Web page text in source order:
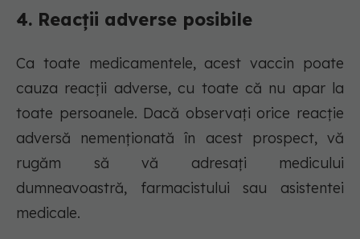
4. Reacții adverse posibile
Ca toate medicamentele, acest vaccin poate
cauza reacții adverse, cu toate că nu apar la
toate persoanele. Dacă observați orice reacție
adversă nemenționată în acest prospect, vă
rugăm să vă adresați medicului
dumneavoastră, farmacistului sau asistentei
medicale.